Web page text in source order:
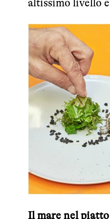
altissimo livello
Il mare nel piatto